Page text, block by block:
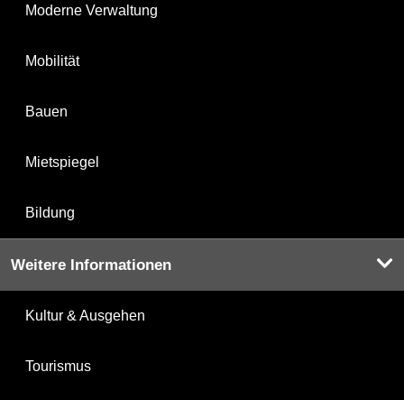
Moderne Verwaltung
Mobilität
Bauen
Mietspiegel
Bildung
Weitere Informationen
Kultur & Ausgehen
Tourismus